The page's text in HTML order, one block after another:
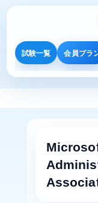
試験一覧 会員プラ